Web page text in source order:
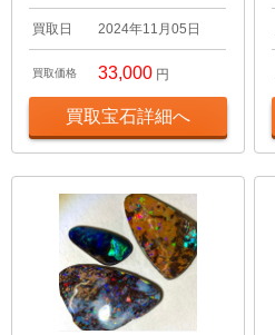
買取日 2024年11月05日
買取価格 33,000 円
買取宝石詳細へ